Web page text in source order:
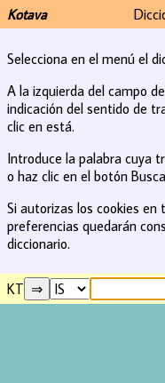
Kotava
Selecciona en el menú el
A la izquierda del campo
indicación del sentido de
clic en está.
Introduce la palabra cuya
o haz clic en el botón
Si autorizas los cookies
preferencias quedarán
diccionario.
KT